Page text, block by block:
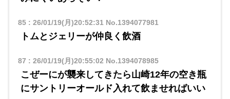
85: 26/01/19(月)20:52:31No.1394077981
トムとジェリーが仲良く飲酒
87 : 26/01/19(月)20:55:02 No.1394078985
こぜーにが襲来してきたら山崎12年の空き瓶
にサントリーオールド入れて飲ませればいい